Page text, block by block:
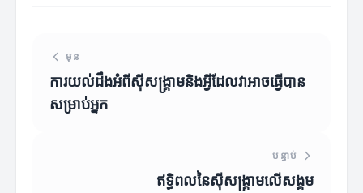
មុន
ការយល់ដឹងអំពីស៊ីសង្រ្គាមនិងអ្វីដែលវាអាចធ្វើបាន
សម្រាប់អ្នក
បន្ទាប់
ឥទ្ធិពលនៃស៊ីសង្រ្គាមលើសង្គម